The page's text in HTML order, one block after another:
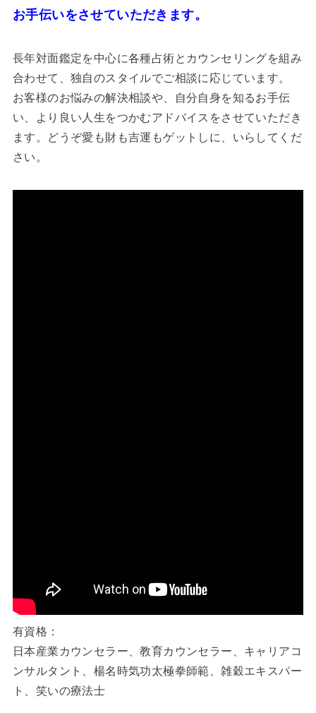
お手伝いをさせていただきます。
長年対面鑑定を中心に各種占術とカウンセリングを組み
合わせて、独自のスタイルでご相談に応じています。
お客様のお悩みの解決相談や、自分自身を知るお手伝
い、より良い人生をつかむアドバイスをさせていただき
ます。どうぞ愛も財も吉運もゲットしに、いらしてくだ
さい。
有資格：
日本産業カウンセラー、教育カウンセラー、キャリアコ
ンサルタント、楊名時気功太極拳師範、雑穀エキスパー
ト、笑いの療法士